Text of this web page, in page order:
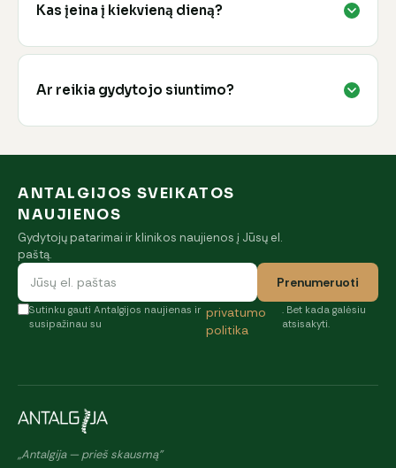
Kas įeina į kiekvieną dieną?
Ar reikia gydytojo siuntimo?
ANTALGIJOS SVEIKATOS
NAUJIENOS
Gydytojų patarimai ir klinikos naujienos į Jūsų el.
paštą.
Prenumeruoti
Sutinku gauti Antalgijos naujienas ir
susipažinau su
privatumo
politika
. Bet kada galėsiu
atsisakyti.
„Antalgija — prieš skausmą"